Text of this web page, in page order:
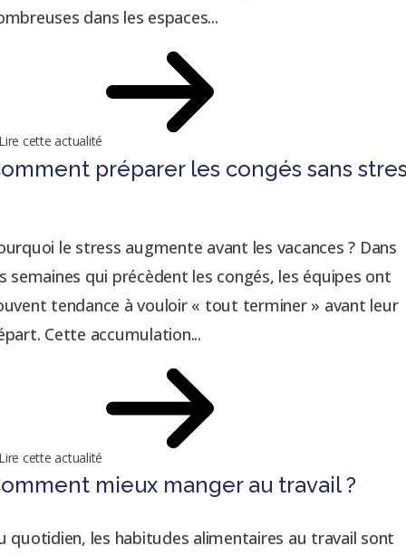
dans les espaces...
cette actualité
préparer les congés sans
le stress augmente avant les vacances ? Dans
semaines qui précèdent les congés, les équipes ont
tendance à vouloir « tout terminer » avant leur
Cette accumulation...
cette actualité
mieux manger au travail ?
quotidien, les habitudes alimentaires au travail sont